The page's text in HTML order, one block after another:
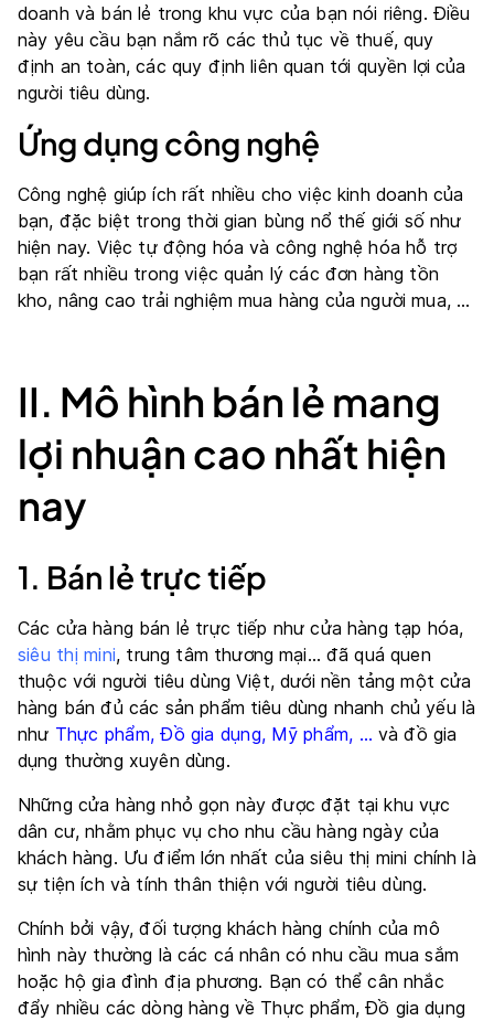
doanh và bán lẻ trong khu vực của bạn nói riêng. Điều
này yêu cầu bạn nắm rõ các thủ tục về thuế, quy
định an toàn, các quy định liên quan tới quyền lợi của
người tiêu dùng.
Ứng dụng công nghệ
Công nghệ giúp ích rất nhiều cho việc kinh doanh của
bạn, đặc biệt trong thời gian bùng nổ thế giới số như
hiện nay. Việc tự động hóa và công nghệ hóa hỗ trợ
bạn rất nhiều trong việc quản lý các đơn hàng tồn
kho, nâng cao trải nghiệm mua hàng của người mua, …
II. Mô hình bán lẻ mang
lợi nhuận cao nhất hiện
nay
1. Bán lẻ trực tiếp
Các cửa hàng bán lẻ trực tiếp như cửa hàng tạp hóa,
siêu thị mini, trung tâm thương mại… đã quá quen
thuộc với người tiêu dùng Việt, dưới nền tảng một cửa
hàng bán đủ các sản phẩm tiêu dùng nhanh chủ yếu là
như Thực phẩm, Đồ gia dụng, Mỹ phẩm, … và đồ gia
dụng thường xuyên dùng.
Những cửa hàng nhỏ gọn này được đặt tại khu vực
dân cư, nhằm phục vụ cho nhu cầu hàng ngày của
khách hàng. Ưu điểm lớn nhất của siêu thị mini chính là
sự tiện ích và tính thân thiện với người tiêu dùng.
Chính bởi vậy, đối tượng khách hàng chính của mô
hình này thường là các cá nhân có nhu cầu mua sắm
hoặc hộ gia đình địa phương. Bạn có thể cân nhắc
đẩy nhiều các dòng hàng về Thực phẩm, Đồ gia dụng